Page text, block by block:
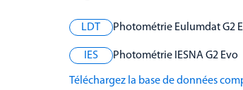
LDT Photométrie Eulumdat G2
IES Photométrie IESNA G2 Evo
Téléchargez la base de données